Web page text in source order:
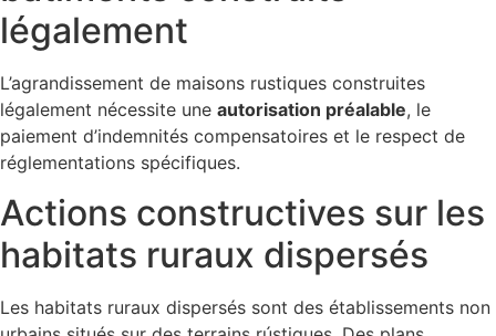
légalement
L’agrandissement de maisons rustiques construites
légalement nécessite une autorisation préalable, le
paiement d’indemnités compensatoires et le respect de
réglementations spécifiques.
Actions constructives sur les
habitats ruraux dispersés
Les habitats ruraux dispersés sont des établissements non